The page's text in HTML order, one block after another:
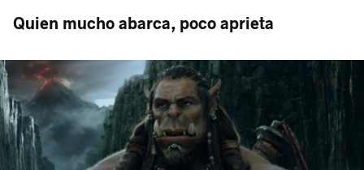
Quien mucho abarca, poco aprieta